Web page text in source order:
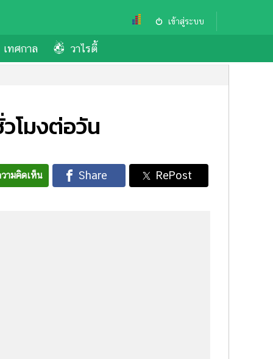
เข้าสู่ระบบ
เทศกาล วาไรตี้
โมงต่อวัน
ามคิดเห็น